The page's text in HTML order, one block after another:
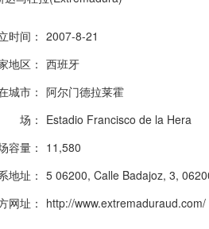
时间： 2007-8-21
地区： 西班牙
城市： 阿尔门德拉莱霍
场：
Estadio Francisco de la Hera
容量：
11,580
地址： 5 06200, Calle Badajoz, 3,
网址：
http://www.extremaduraud.com/